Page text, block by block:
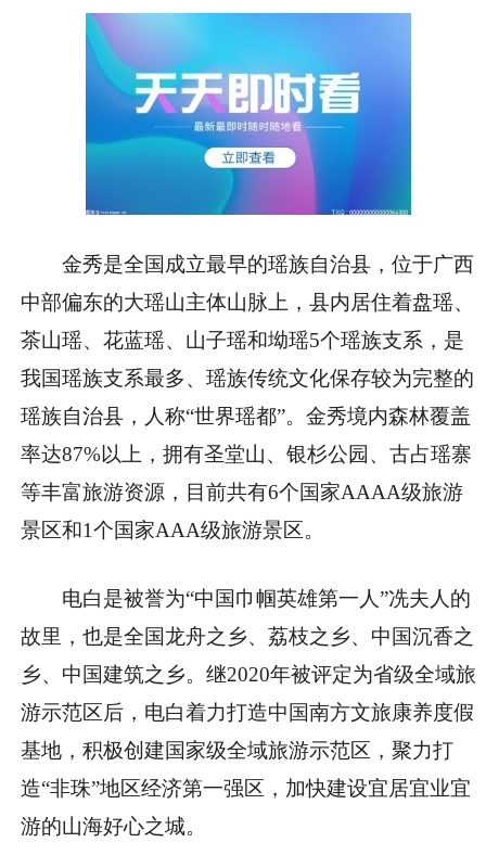
金秀是全国成立最早的瑶族自治县，位于广西
中部偏东的大瑶山主体山脉上，县内居住着盘瑶、
茶山瑶、花蓝瑶、山子瑶和坳瑶5个瑶族支系，是
我国瑶族支系最多、瑶族传统文化保存较为完整的
瑶族自治县，人称“世界瑶都”。金秀境内森林覆盖
率达87%以上，拥有圣堂山、银杉公园、古占瑶寨
等丰富旅游资源，目前共有6个国家AAAA级旅游
景区和1个国家AAA级旅游景区。
电白是被誉为“中国巾帼英雄第一人”冼夫人的
故里，也是全国龙舟之乡、荔枝之乡、中国沉香之
乡、中国建筑之乡。继2020年被评定为省级全域旅
游示范区后，电白着力打造中国南方文旅康养度假
基地，积极创建国家级全域旅游示范区，聚力打
造“非珠”地区经济第一强区，加快建设宜居宜业宜
游的山海好心之城。